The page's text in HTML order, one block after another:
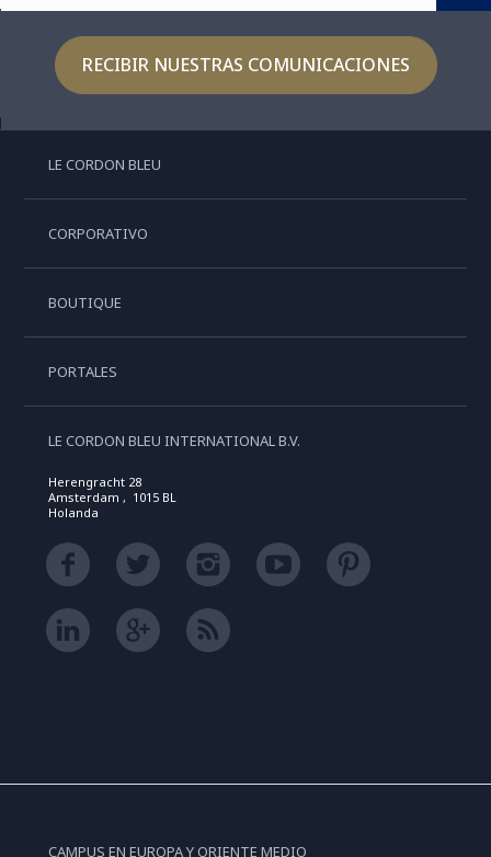
RECIBIR NUESTRAS COMUNICACIONES
LE CORDON BLEU
CORPORATIVO
BOUTIQUE
PORTALES
LE CORDON BLEU INTERNATIONAL B.V.
Herengracht 28
Amsterdam , 1015 BL
Holanda
CAMPUS EN EUROPA Y ORIENTE MEDIO